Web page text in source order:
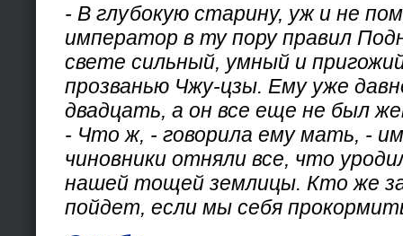
- В глубокую старину, уж и не
император в ту пору правил
свете сильный, умный и
прозванью Чжу-цзы. Ему уже
двадцать, а он все еще не был
- Что ж, - говорила ему мать, -
чиновники отняли все, что
нашей тощей землицы. Кто же
пойдет, если мы себя